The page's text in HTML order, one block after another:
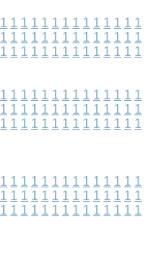
1 1 1 1 1 1 1 1 1 1 1 1 1 1
1 1 1 1 1 1 1 1 1 1 1 1 1 1
1 1 1 1 1 1 1 1 1 1 1 1 1 1
1 1 1 1 1 1 1 1 1 1 1 1 1 1
1 1 1 1 1 1 1 1 1 1 1 1 1 1
1 1 1 1 1 1 1 1 1 1 1 1 1 1
1 1 1 1 1 1 1 1 1 1 1 1 1 1
1 1 1 1 1 1 1 1 1 1 1 1 1 1
1 1 1 1 1 1 1 1 1 1 1 1 1 1